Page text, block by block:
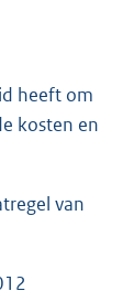
heeft om
kosten en
van